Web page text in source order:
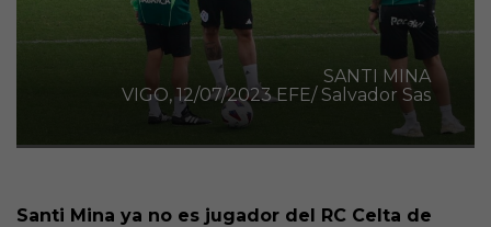
SANTI MINA
VIGO, 12/07/2023 EFE/ Salvador Sas
Santi Mina ya no es jugador del RC Celta de